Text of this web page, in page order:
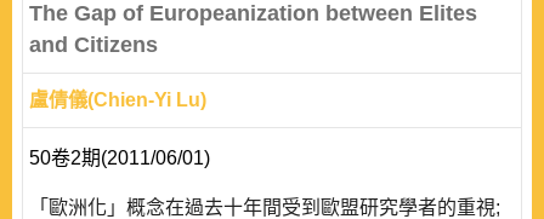
The Gap of Europeanization between Elites
and Citizens
盧倩儀(Chien-Yi Lu)
50卷2期(2011/06/01)
「歐洲化」概念在過去十年間受到歐盟研究學者的重視;